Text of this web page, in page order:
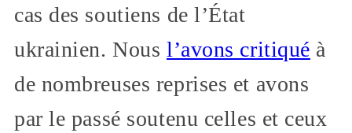
cas des soutiens de l’État
ukrainien. Nous l’avons critiqué à
de nombreuses reprises et avons
par le passé soutenu celles et ceux